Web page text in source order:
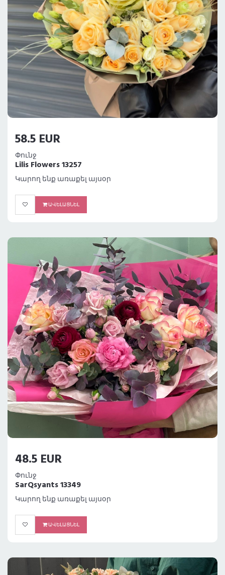
58.5 EUR
Փունջ
Lilis Flowers 13257
Կարող ենք առաքել այսօր
ԱՎԵԼԱՑՆԵԼ
48.5 EUR
Փունջ
SarQsyants 13349
Կարող ենք առաքել այսօր
ԱՎԵԼԱՑՆԵԼ